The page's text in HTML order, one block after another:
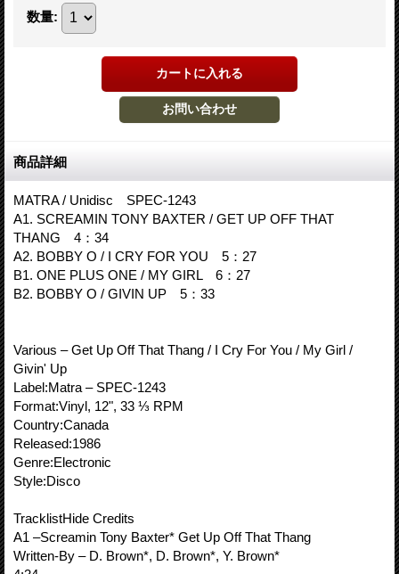
数量:
商品詳細
MATRA / Unidisc SPEC-1243
A1. SCREAMIN TONY BAXTER / GET UP OFF THAT
THANG 4：34
A2. BOBBY O / I CRY FOR YOU 5：27
B1. ONE PLUS ONE / MY GIRL 6：27
B2. BOBBY O / GIVIN UP 5：33
Various – Get Up Off That Thang / I Cry For You / My Girl /
Givin' Up
Label:Matra – SPEC-1243
Format:Vinyl, 12", 33 ⅓ RPM
Country:Canada
Released:1986
Genre:Electronic
Style:Disco
TracklistHide Credits
A1 –Screamin Tony Baxter* Get Up Off That Thang
Written-By – D. Brown*, D. Brown*, Y. Brown*